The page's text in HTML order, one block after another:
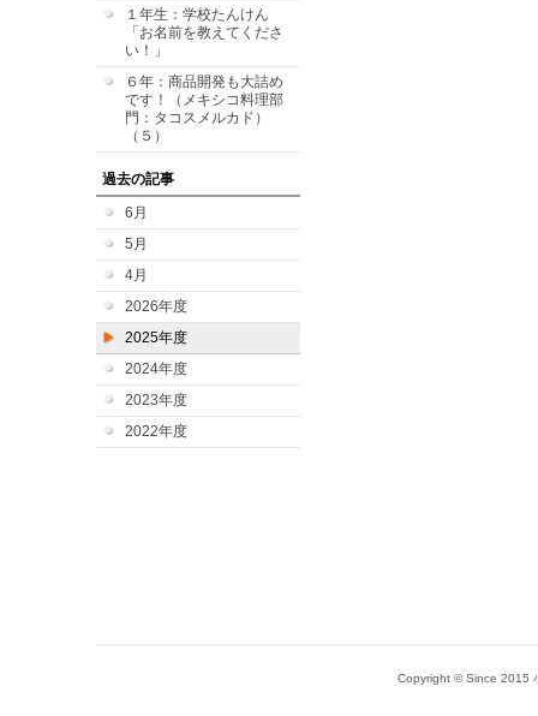
１年生：学校たんけん
「お名前を教えてくださ
い！」
６年：商品開発も大詰め
です！（メキシコ料理部
門：タコスメルカド）
（５）
過去の記事
6月
5月
4月
2026年度
2025年度
2024年度
2023年度
2022年度
Copyright © Since 2015